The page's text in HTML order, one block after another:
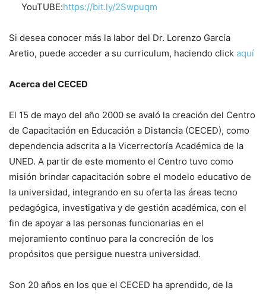
YouTUBE:https://bit.ly/2Swpuqm
Si desea conocer más la labor del Dr. Lorenzo García
Aretio, puede acceder a su curriculum, haciendo click aquí
Acerca del CECED
El 15 de mayo del año 2000 se avaló la creación del Centro
de Capacitación en Educación a Distancia (CECED), como
dependencia adscrita a la Vicerrectoría Académica de la
UNED. A partir de este momento el Centro tuvo como
misión brindar capacitación sobre el modelo educativo de
la universidad, integrando en su oferta las áreas tecno
pedagógica, investigativa y de gestión académica, con el
fin de apoyar a las personas funcionarias en el
mejoramiento continuo para la concreción de los
propósitos que persigue nuestra universidad.
Son 20 años en los que el CECED ha aprendido, de la